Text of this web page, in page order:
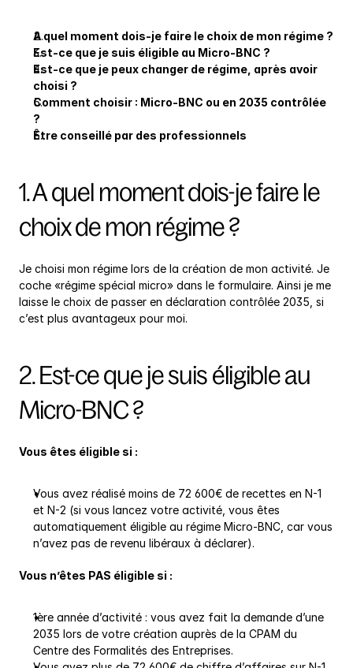
A quel moment dois-je faire le choix de mon régime ?
Est-ce que je suis éligible au Micro-BNC ?
Est-ce que je peux changer de régime, après avoir
choisi ?
Comment choisir : Micro-BNC ou en 2035 contrôlée
?
Être conseillé par des professionnels
1. A quel moment dois-je faire le
choix de mon régime ?
Je choisi mon régime lors de la création de mon activité. Je
coche «régime spécial micro» dans le formulaire. Ainsi je me
laisse le choix de passer en déclaration contrôlée 2035, si
c’est plus avantageux pour moi.
2. Est-ce que je suis éligible au
Micro-BNC ?
Vous êtes éligible si :
Vous avez réalisé moins de 72 600€ de recettes en N-1
et N-2 (si vous lancez votre activité, vous êtes
automatiquement éligible au régime Micro-BNC, car vous
n’avez pas de revenu libéraux à déclarer).
Vous n’êtes PAS éligible si :
1ère année d’activité : vous avez fait la demande d’une
2035 lors de votre création auprès de la CPAM du
Centre des Formalités des Entreprises.